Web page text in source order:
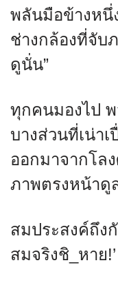
พลันมือข้างหนึ่
ช่างกล้องที่จับ
ดูนั่น”
ทุกคนมองไป พ
บางส่วนที่เน่า
ออกมาจากโล
ภาพตรงหน้าดู
สมประสงค์ถึง
สมจริงชิ_หาย!’